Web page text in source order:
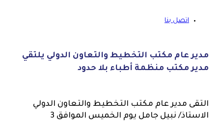
اتصل بنا
مدير عام مكتب التخطيط والتعاون الدولي يلتقي
مدير مكتب منظمة أطباء بلا حدود
التقى مدير عام مكتب التخطيط والتعاون الدولي
الاستاذ/ نبيل جامل يوم الخميس الموافق 3